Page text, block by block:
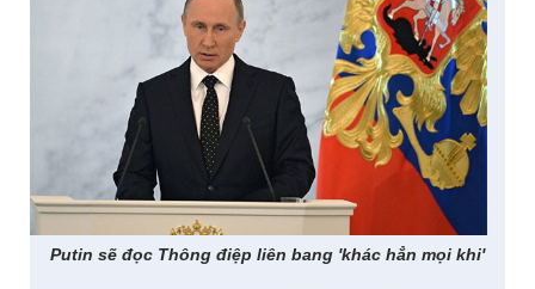
Putin sẽ đọc Thông điệp liên bang 'khác hẳn mọi khi'